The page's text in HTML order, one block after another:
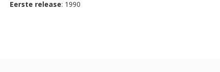
Eerste release: 1990